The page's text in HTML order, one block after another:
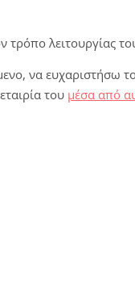
τρόπο λειτουργίας
να ευχαριστήσω
του μέσα από